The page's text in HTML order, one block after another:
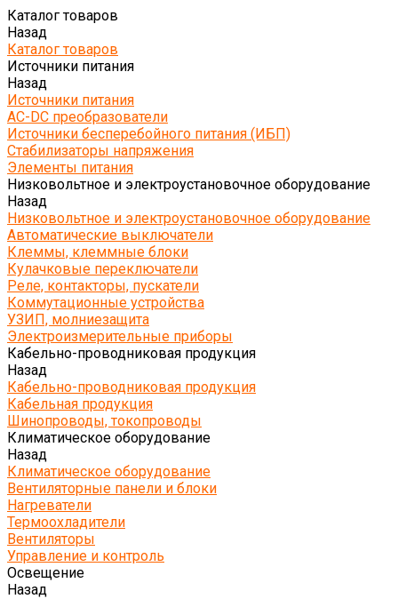
Каталог товаров
Назад
Каталог товаров
Источники питания
Назад
Источники питания
AC-DC преобразователи
Источники бесперебойного питания (ИБП)
Стабилизаторы напряжения
Элементы питания
Низковольтное и электроустановочное оборудование
Назад
Низковольтное и электроустановочное оборудование
Автоматические выключатели
Клеммы, клеммные блоки
Кулачковые переключатели
Реле, контакторы, пускатели
Коммутационные устройства
УЗИП, молниезащита
Электроизмерительные приборы
Кабельно-проводниковая продукция
Назад
Кабельно-проводниковая продукция
Кабельная продукция
Шинопроводы, токопроводы
Климатическое оборудование
Назад
Климатическое оборудование
Вентиляторные панели и блоки
Нагреватели
Термоохладители
Вентиляторы
Управление и контроль
Освещение
Назад